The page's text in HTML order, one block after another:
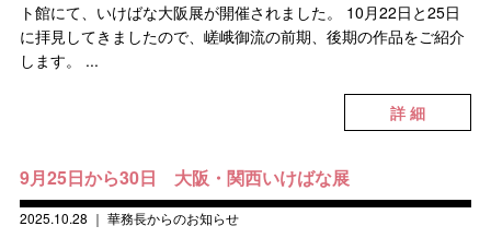
ト館にて、いけばな大阪展が開催されました。 10月22日と25日
に拝見してきましたので、嵯峨御流の前期、後期の作品をご紹介
します。 ...
詳 細
9月25日から30日 大阪・関西いけばな展
2025.10.28 ｜ 華務長からのお知らせ